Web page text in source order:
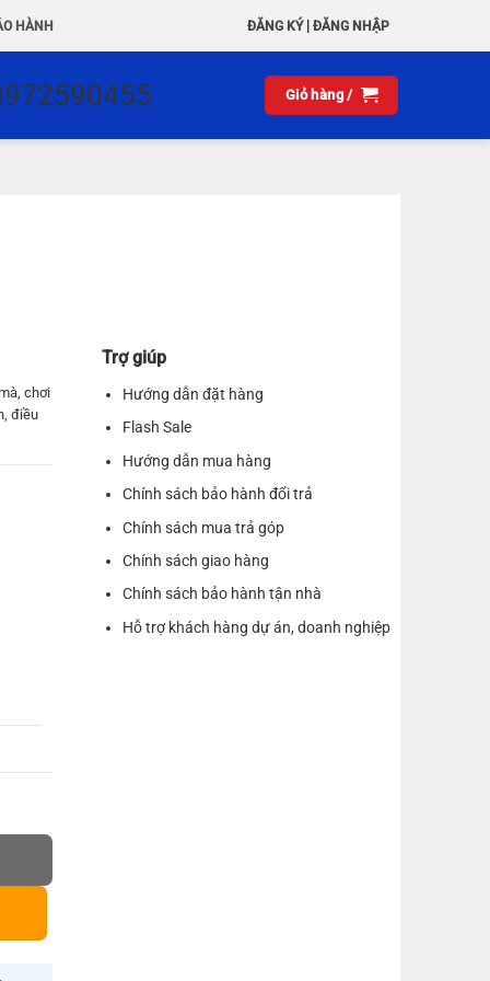
HÀNH ĐĂNG KÝ| ĐĂNG NHẬP
Giỏ hàng /
chơi
điều
Trợ giúp
Hướng dẫn đặt hàng
Flash Sale
Hướng dẫn mua hàng
Chính sách bảo hành đổi trả
Chính sách mua trả góp
Chính sách giao hàng
Chính sách bảo hành tận nhà
Hỗ trợ khách hàng dự án, doanh nghiệp